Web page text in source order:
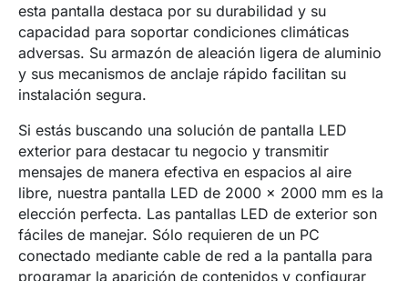
esta pantalla destaca por su durabilidad y su
capacidad para soportar condiciones climáticas
adversas. Su armazón de aleación ligera de aluminio
y sus mecanismos de anclaje rápido facilitan su
instalación segura.
Si estás buscando una solución de pantalla LED
exterior para destacar tu negocio y transmitir
mensajes de manera efectiva en espacios al aire
libre, nuestra pantalla LED de 2000 x 2000 mm es la
elección perfecta. Las pantallas LED de exterior son
fáciles de manejar. Sólo requieren de un PC
conectado mediante cable de red a la pantalla para
programar la aparición de contenidos y configurar